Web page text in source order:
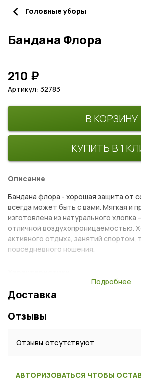
navigate_before Головные уборы
210 ₽
Бандана Флора
Артикул: 32783
В КОРЗИНУ
КУПИТЬ В 1
Описание
Бандана флора - хорошая защита от
всегда может быть с вами. Мягкая и
изготовлена из натурального хлопка
отличной воздухопроницаемостью.
активного отдыха, занятий спортом,
повседневного ношения.
Тип: Бандана
Пол: Мужской, Женский
Цвет: Флора
Подробнее
Доставка
Отзывы
Отзывы отсутствуют
АВТОРИЗОВАТЬСЯ ЧТОБЫ